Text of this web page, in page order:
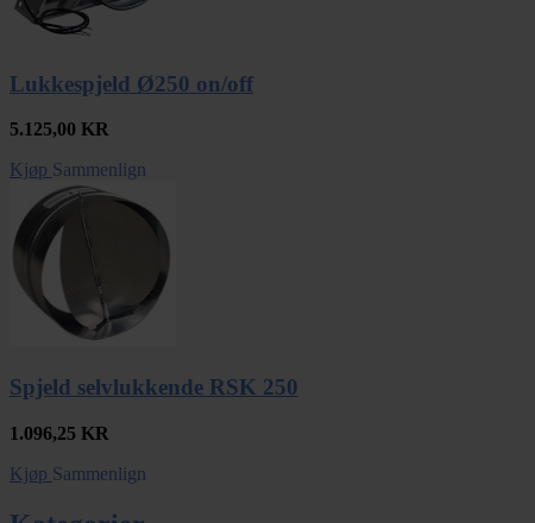
Lukkespjeld Ø250 on/off
5.125,00 KR
Kjøp Sammenlign
Spjeld selvlukkende RSK 250
1.096,25 KR
Kjøp Sammenlign